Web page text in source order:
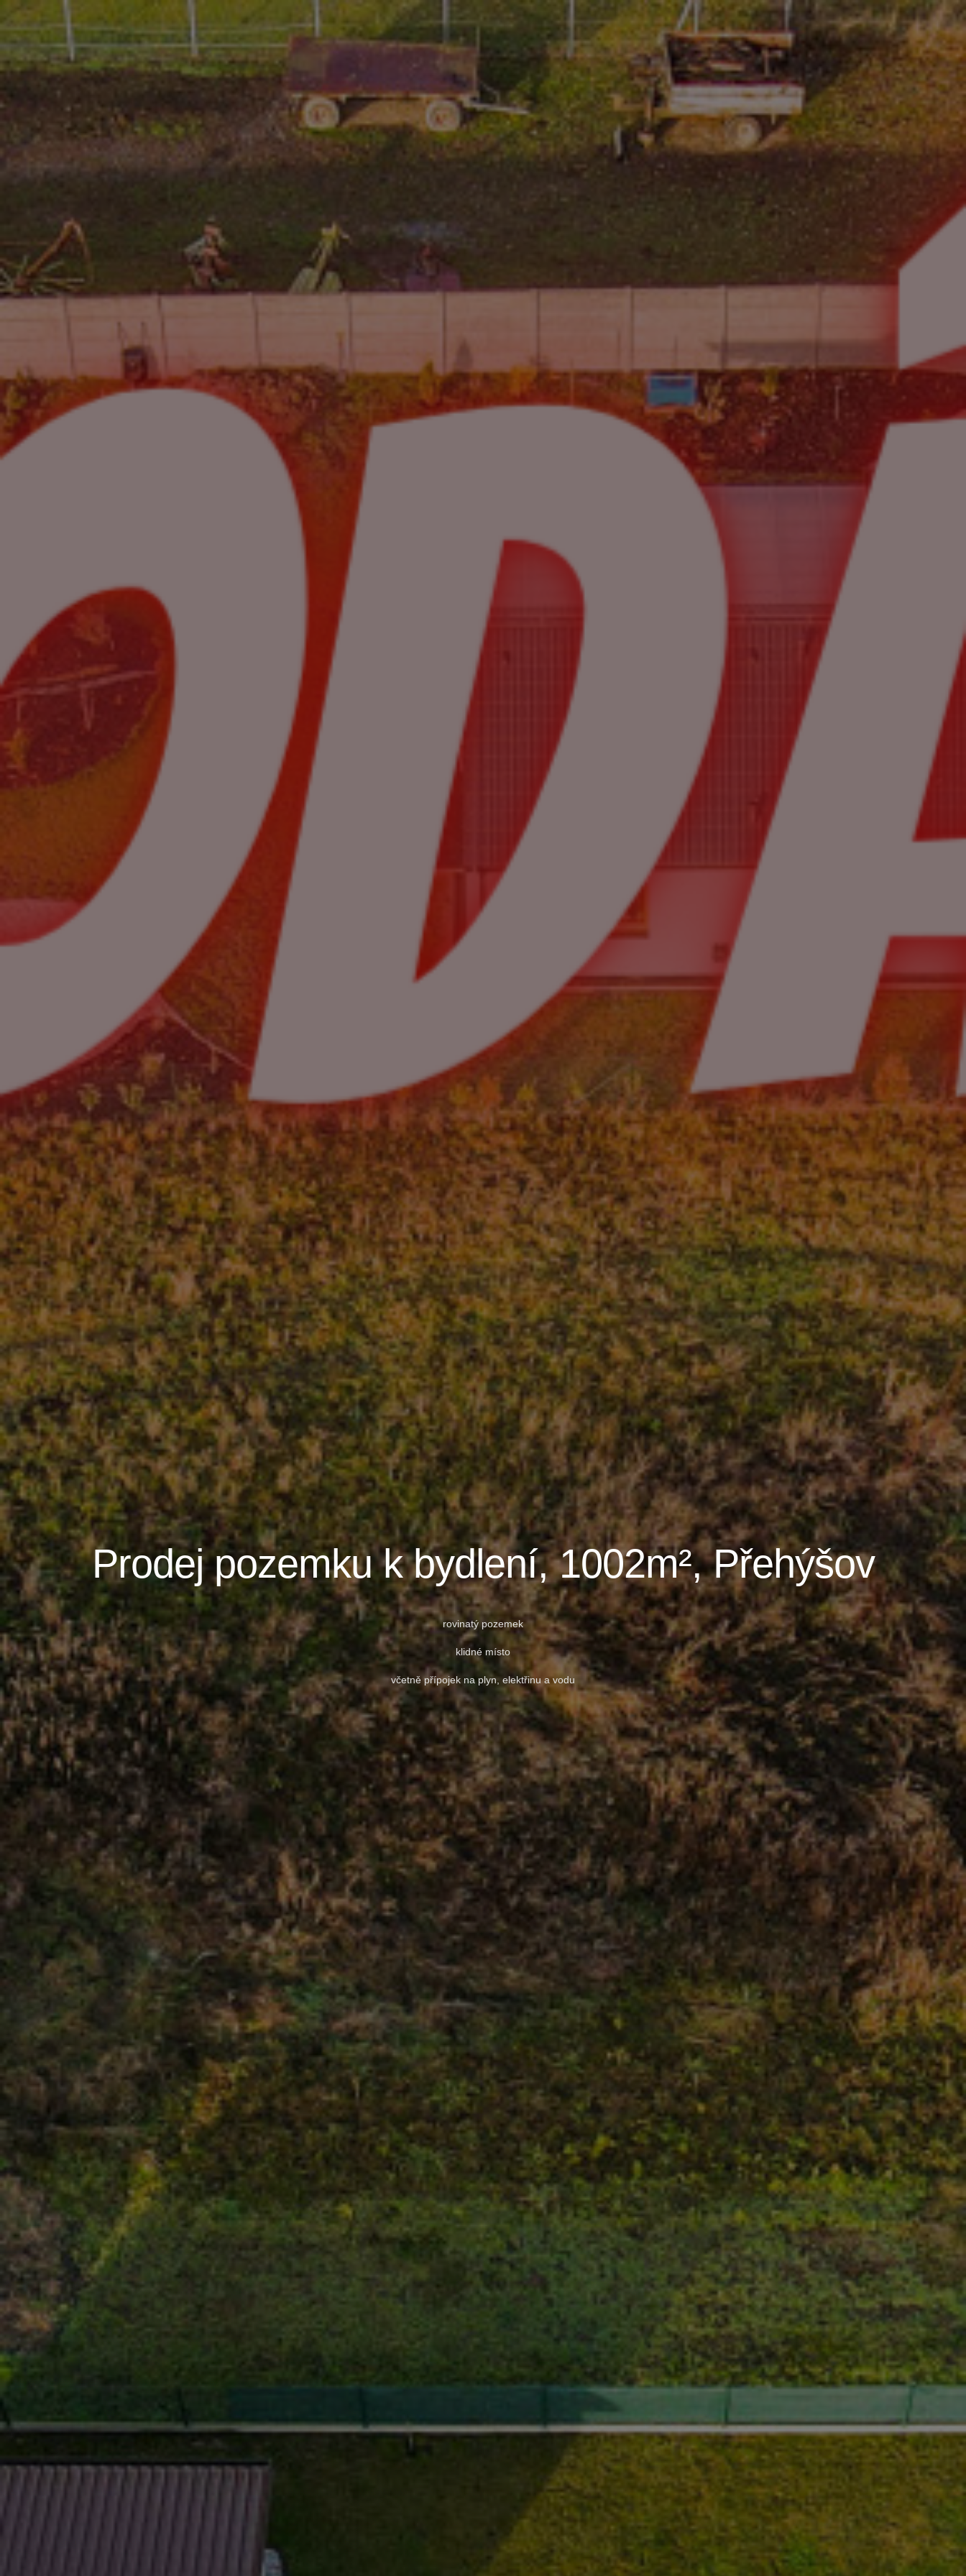
Prodej pozemku k bydlení, 1002m², Přehýšov
rovinatý pozemek
klidné místo
včetně přípojek na plyn, elektřinu a vodu